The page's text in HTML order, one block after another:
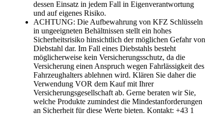
dessen Einsatz in jedem Fall in Eigenverantwortung
und auf eigenes Risiko.
ACHTUNG: Die Aufbewahrung von KFZ Schlüsseln
in ungeeigneten Behältnissen stellt ein hohes
Sicherheitsrisiko hinsichtlich der möglichen Gefahr von
Diebstahl dar. Im Fall eines Diebstahls besteht
möglicherweise kein Versicherungsschutz, da die
Versicherung einen Anspruch wegen Fahrlässigkeit des
Fahrzeughalters ablehnen wird. Klären Sie daher die
Verwendung VOR dem Kauf mit Ihrer
Versicherungsgesellschaft ab. Gerne beraten wir Sie,
welche Produkte zumindest die Mindestanforderungen
an Sicherheit für diese Werte bieten. Kontakt: +43 1